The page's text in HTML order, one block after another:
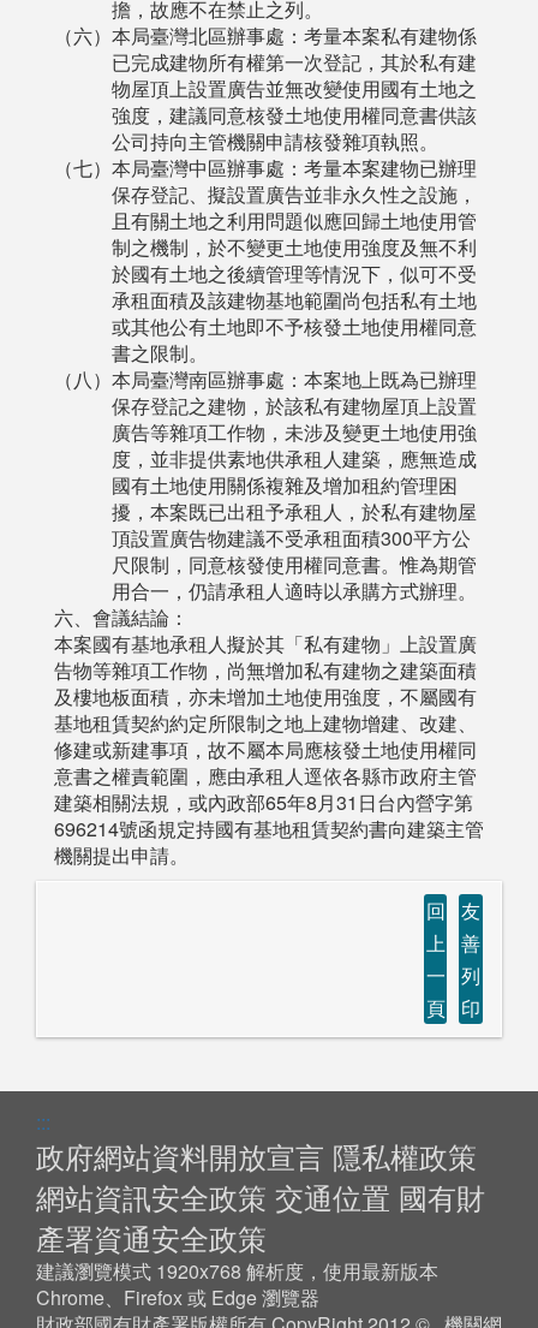
擔，故應不在禁止之列。
（六）本局臺灣北區辦事處：考量本案私有建物係
已完成建物所有權第一次登記，其於私有建
物屋頂上設置廣告並無改變使用國有土地之
強度，建議同意核發土地使用權同意書供該
公司持向主管機關申請核發雜項執照。
（七）本局臺灣中區辦事處：考量本案建物已辦理
保存登記、擬設置廣告並非永久性之設施，
且有關土地之利用問題似應回歸土地使用管
制之機制，於不變更土地使用強度及無不利
於國有土地之後續管理等情況下，似可不受
承租面積及該建物基地範圍尚包括私有土地
或其他公有土地即不予核發土地使用權同意
書之限制。
（八）本局臺灣南區辦事處：本案地上既為已辦理
保存登記之建物，於該私有建物屋頂上設置
廣告等雜項工作物，未涉及變更土地使用強
度，並非提供素地供承租人建築，應無造成
國有土地使用關係複雜及增加租約管理困
擾，本案既已出租予承租人，於私有建物屋
頂設置廣告物建議不受承租面積300平方公
尺限制，同意核發使用權同意書。惟為期管
用合一，仍請承租人適時以承購方式辦理。
六、會議結論：
本案國有基地承租人擬於其「私有建物」上設置廣
告物等雜項工作物，尚無增加私有建物之建築面積
及樓地板面積，亦未增加土地使用強度，不屬國有
基地租賃契約約定所限制之地上建物增建、改建、
修建或新建事項，故不屬本局應核發土地使用權同
意書之權責範圍，應由承租人逕依各縣市政府主管
建築相關法規，或內政部65年8月31日台內營字第
696214號函規定持國有基地租賃契約書向建築主管
機關提出申請。
回
上
一
頁
友
善
列
印
:::
政府網站資料開放宣言 隱私權政策
網站資訊安全政策 交通位置 國有財
產署資通安全政策
建議瀏覽模式 1920x768 解析度，使用最新版本
Chrome、Firefox 或 Edge 瀏覽器